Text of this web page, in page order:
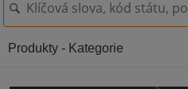
Produkty - Kategorie